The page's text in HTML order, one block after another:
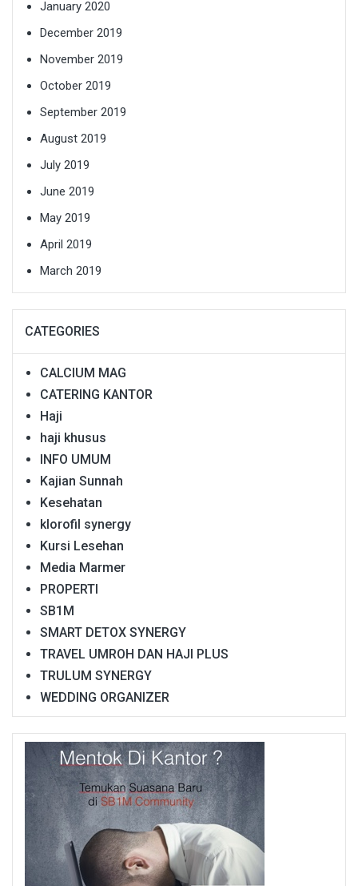
January 2020
December 2019
November 2019
October 2019
September 2019
August 2019
July 2019
June 2019
May 2019
April 2019
March 2019
CATEGORIES
CALCIUM MAG
CATERING KANTOR
Haji
haji khusus
INFO UMUM
Kajian Sunnah
Kesehatan
klorofil synergy
Kursi Lesehan
Media Marmer
PROPERTI
SB1M
SMART DETOX SYNERGY
TRAVEL UMROH DAN HAJI PLUS
TRULUM SYNERGY
WEDDING ORGANIZER